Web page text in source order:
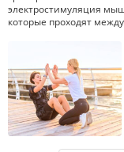
электростимуляция
которые проходят